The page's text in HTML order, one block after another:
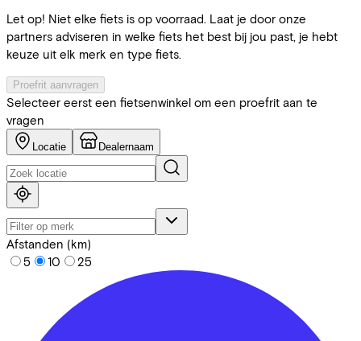
Let op! Niet elke fiets is op voorraad. Laat je door onze
partners adviseren in welke fiets het best bij jou past, je hebt
keuze uit elk merk en type fiets.
Proefrit aanvragen
Selecteer eerst een fietsenwinkel om een proefrit aan te
vragen
Locatie Dealernaam
Afstanden (km)
5
10 25